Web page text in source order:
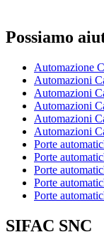
Possiamo
Automazione
Automazioni
Automazioni
Automazioni
Automazioni
Automazioni
Porte
Porte
Porte
Porte
Porte
SIFAC SNC